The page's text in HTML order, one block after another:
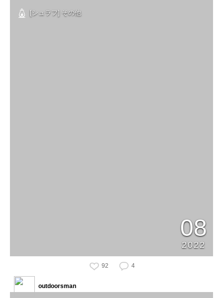
[シュラフ] その他
08
2022
92 4
outdoorsman